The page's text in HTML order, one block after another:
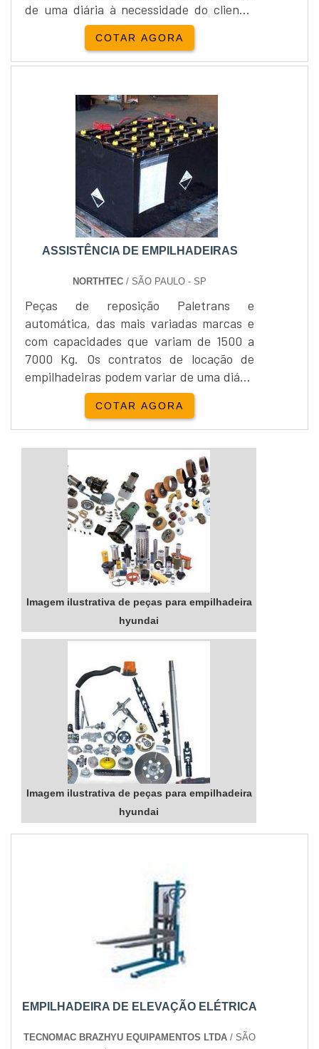
de uma diária à necessidade do cliente,
sempre com intuito de proporcionar o
melhor para os clientes.Locação e venda
Yale Empilhadeira:Além da locação de
venda de empilhadeira...
COTAR AGORA
ASSISTÊNCIA DE EMPILHADEIRAS
NORTHTEC / SÃO PAULO - SP
Peças de reposição Paletrans e
automática, das mais variadas marcas e
com capacidades que variam de 1500 a
7000 Kg. Os contratos de locação de
empilhadeiras podem variar de uma diária
à necessidade do cliente, sempre com
intuito de proporcionar o melhor para os
clientes.Locação e venda Yale
Empilhadeira:Além da locação de
empilhadeiras, a Empipapa realiza a
venda de empilhadeira...
COTAR AGORA
Imagem ilustrativa de peças para empilhadeira
hyundai
Imagem ilustrativa de peças para empilhadeira
hyundai
EMPILHADEIRA DE ELEVAÇÃO ELÉTRICA
TECNOMAC BRAZHYU EQUIPAMENTOS LTDA / SÃO